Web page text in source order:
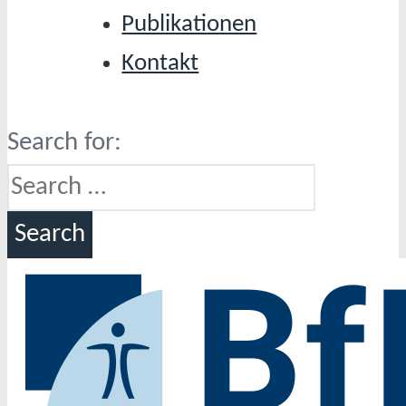
Publikationen
Kontakt
Search for: